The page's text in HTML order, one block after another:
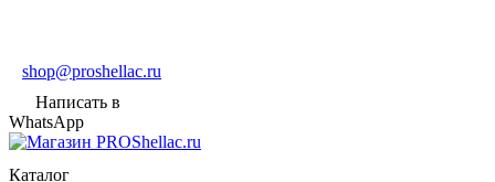
shop@proshellac.ru
Написать в
WhatsApp
Каталог